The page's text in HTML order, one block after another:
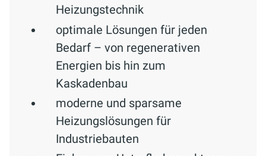
Heizungstechnik
optimale Lösungen für jeden
Bedarf – von regenerativen
Energien bis hin zum
Kaskadenbau
moderne und sparsame
Heizungslösungen für
Industriebauten